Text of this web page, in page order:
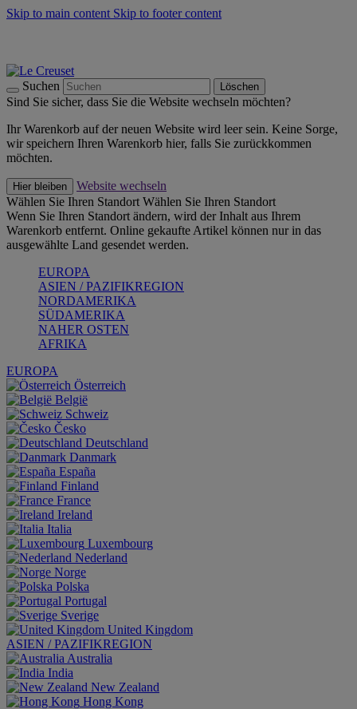
Skip to main content Skip to footer content
Suchen Löschen
Sind Sie sicher, dass Sie die Website wechseln möchten?
Ihr Warenkorb auf der neuen Website wird leer sein. Keine Sorge,
wir speichern Ihren Warenkorb hier, falls Sie zurückkommen
möchten.
Hier bleiben
Website wechseln
Wählen Sie Ihren Standort Wählen Sie Ihren Standort
Wenn Sie Ihren Standort ändern, wird der Inhalt aus Ihrem
Warenkorb entfernt. Online gekaufte Artikel können nur in das
ausgewählte Land gesendet werden.
EUROPA
ASIEN / PAZIFIKREGION
NORDAMERIKA
SÜDAMERIKA
NAHER OSTEN
AFRIKA
EUROPA
Österreich
België
Schweiz
Česko
Deutschland
Danmark
España
Finland
France
Ireland
Italia
Luxembourg
Nederland
Norge
Polska
Portugal
Sverige
United Kingdom
ASIEN / PAZIFIKREGION
Australia
India
New Zealand
Hong Kong